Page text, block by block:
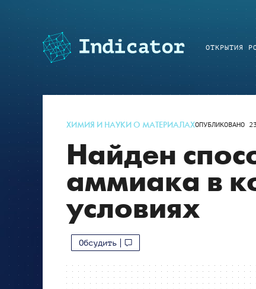
ОТКРЫТИЯ
ХИМИЯ И НАУКИ О МАТЕРИАЛАХОПУБЛИКОВАНО
Найден
аммиака в
условиях
Обсудить